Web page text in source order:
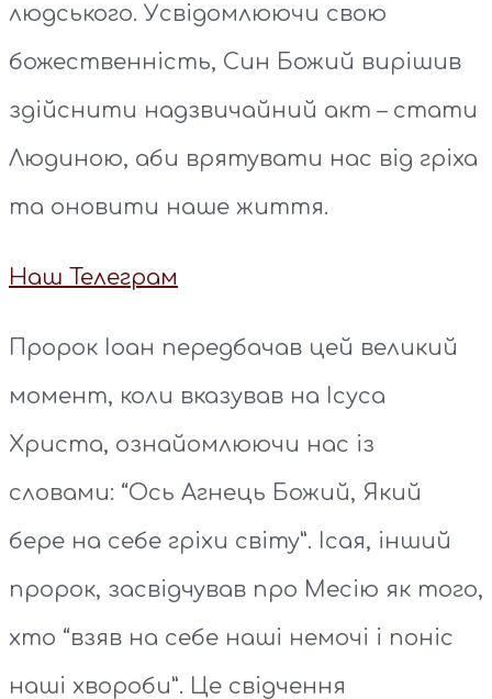
людського. Усвідомлюючи свою
божественність, Син Божий вирішив
здійснити надзвичайний акт – стати
Людиною, аби врятувати нас від гріха
та оновити наше життя.
Наш Телеграм
Пророк Іоан передбачав цей великий
момент, коли вказував на Ісуса
Христа, ознайомлюючи нас із
словами: “Ось Агнець Божий, Який
бере на себе гріхи світу”. Ісая, інший
пророк, засвідчував про Месію як того,
хто “взяв на себе наші немочі і поніс
наші хвороби”. Це свідчення